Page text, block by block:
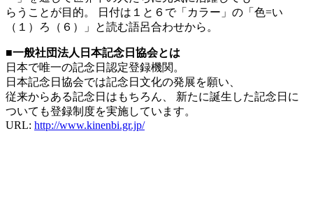
らうことが目的。 日付は１と６で「カラー」の「色=い
（１）ろ（６）」と読む語呂合わせから。
■一般社団法人日本記念日協会とは
日本で唯一の記念日認定登録機関。
日本記念日協会では記念日文化の発展を願い、
従来からある記念日はもちろん、 新たに誕生した記念日に
ついても登録制度を実施しています。
URL: http://www.kinenbi.gr.jp/